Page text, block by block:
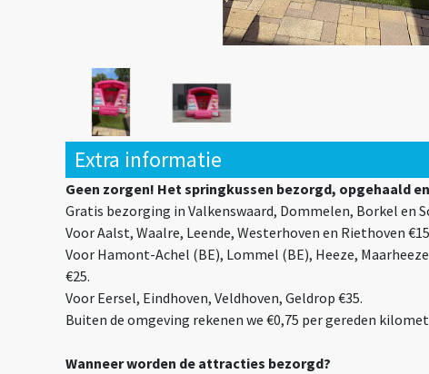
Extra informatie
Geen zorgen! Het springkussen bezorgd, opgehaald
Gratis bezorging in Valkenswaard, Dommelen, Borkel en
Voor Aalst, Waalre, Leende, Westerhoven en Riethoven
Voor Hamont-Achel (BE), Lommel (BE), Heeze,
€25.
Voor Eersel, Eindhoven, Veldhoven, Geldrop €35.
Buiten de omgeving rekenen we €0,75 per gereden
Wanneer worden de attracties bezorgd?